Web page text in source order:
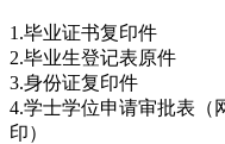
1.毕业证书复印件
2.毕业生登记表原件
3.身份证复印件
4.学士学位申请审批表（
印）